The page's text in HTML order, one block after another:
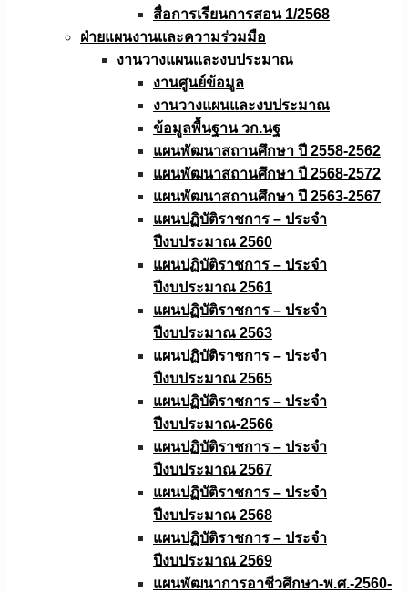
สื่อการเรียนการสอน 1/2568
ฝ่ายแผนงานเเละความร่วมมือ
งานวางแผนเเละงบประมาณ
งานศูนย์ข้อมูล
งานวางแผนและงบประมาณ
ข้อมูลพื้นฐาน วก.นฐ
แผนพัฒนาสถานศึกษา ปี 2558-2562
แผนพัฒนาสถานศึกษา ปี 2568-2572
แผนพัฒนาสถานศึกษา ปี 2563-2567
แผนปฏิบัติราชการ – ประจำ
ปีงบประมาณ 2560
แผนปฏิบัติราชการ – ประจำ
ปีงบประมาณ 2561
แผนปฏิบัติราชการ – ประจำ
ปีงบประมาณ 2563
แผนปฏิบัติราชการ – ประจำ
ปีงบประมาณ 2565
แผนปฏิบัติราชการ – ประจำ
ปีงบประมาณ-2566
แผนปฏิบัติราชการ – ประจำ
ปีงบประมาณ 2567
แผนปฏิบัติราชการ – ประจำ
ปีงบประมาณ 2568
แผนปฏิบัติราชการ – ประจำ
ปีงบประมาณ 2569
แผนพัฒนาการอาชีวศึกษา-พ.ศ.-2560-